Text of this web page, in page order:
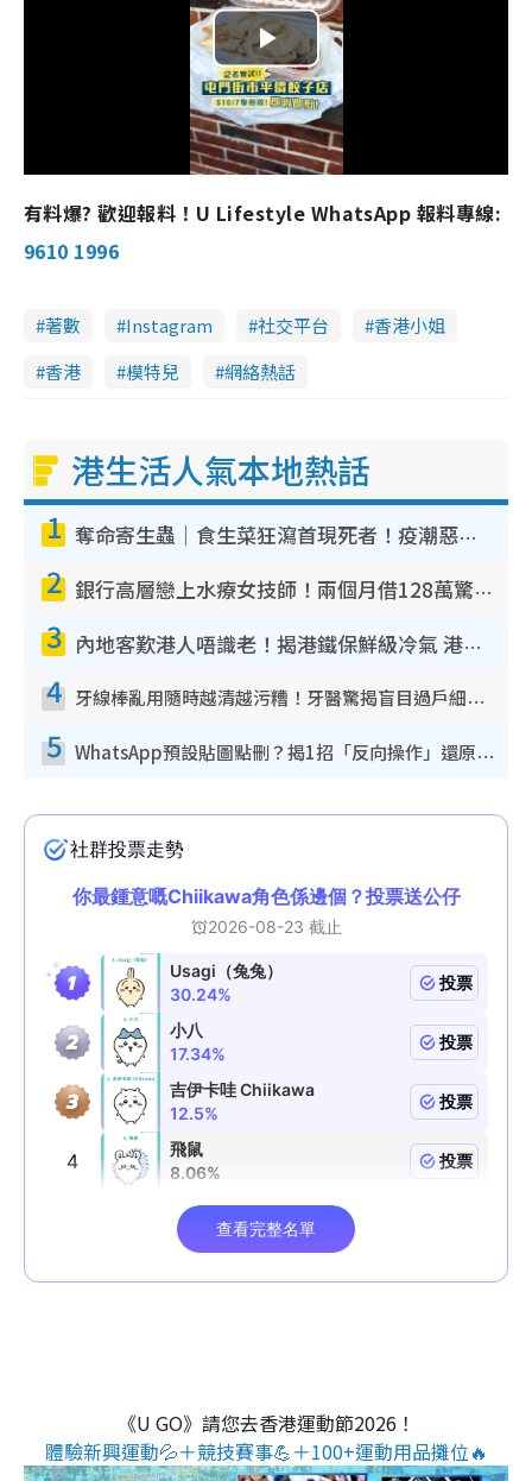
P
l
a
y
i
d
o
有料爆? 歡迎報料！U Lifestyle WhatsApp 報料專線:
9610 1996
著數 Instagram 社交平台
香港小姐
香港
模特兒 網絡熱話
港生活人氣本地熱話
1 奪命寄生蟲｜食生菜狂瀉首現死者！疫潮惡化錄1.8萬宗病例 揭洗菜3大謬誤
2 銀行高層戀上水療女技師！兩個月借128萬驚覺「沉船」沉落火海 揭背後疑似邪教操控賣淫
3 內地客歎港人唔識老！揭港鐵保鮮級冷氣 港人求放過：咪投訴
4 牙線棒亂用隨時越清越污糟！牙醫驚揭盲目過戶細菌恐致蛀牙：呢種先係日常真保養
5 WhatsApp預設貼圖點刪？揭1招「反向操作」還原簡潔介面 附3步實測教學
《U GO》請您去香港運動節2026！
體驗新興運動💦＋競技賽事💪＋100+運動用品攤位🔥